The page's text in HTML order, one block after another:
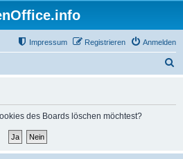
Anmelden
Registrieren
Impressum
des Boards löschen möchtest?